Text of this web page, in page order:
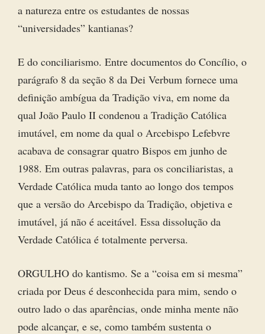
a natureza entre os estudantes de nossas
“universidades” kantianas?
E do conciliarismo. Entre documentos do Concílio, o
parágrafo 8 da seção 8 da Dei Verbum fornece uma
definição ambígua da Tradição viva, em nome da
qual João Paulo II condenou a Tradição Católica
imutável, em nome da qual o Arcebispo Lefebvre
acabava de consagrar quatro Bispos em junho de
1988. Em outras palavras, para os conciliaristas, a
Verdade Católica muda tanto ao longo dos tempos
que a versão do Arcebispo da Tradição, objetiva e
imutável, já não é aceitável. Essa dissolução da
Verdade Católica é totalmente perversa.
ORGULHO do kantismo. Se a “coisa em si mesma”
criada por Deus é desconhecida para mim, sendo o
outro lado o das aparências, onde minha mente não
pode alcançar, e se, como também sustenta o